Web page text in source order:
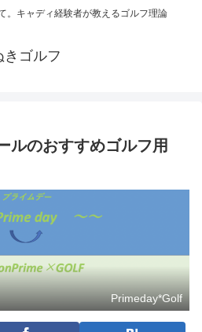
。キャディ経験者が教えるゴルフ理論
きゴルフ
ルのおすすめゴルフ用
Primeday*Golf